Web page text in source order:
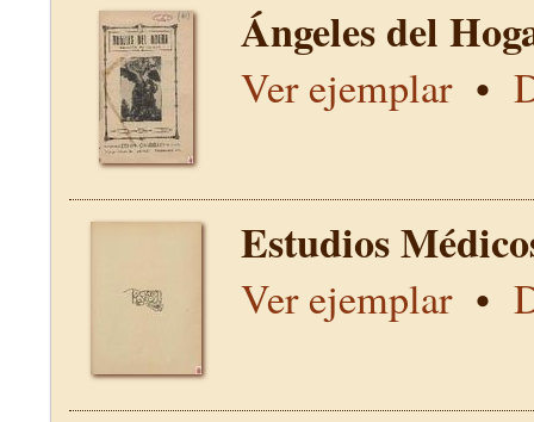
Ángeles del
Ver ejemplar•
Estudios
Ver ejemplar•